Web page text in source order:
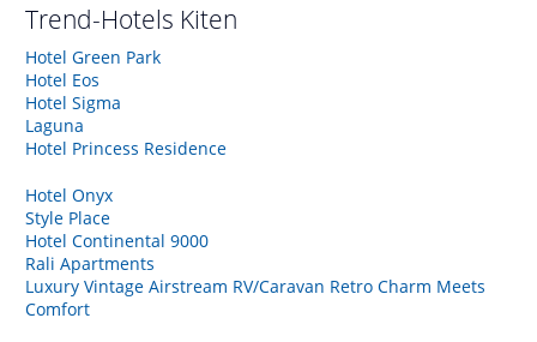
Trend-Hotels Kiten
Hotel Green Park
Hotel Eos
Hotel Sigma
Laguna
Hotel Princess Residence
Hotel Onyx
Style Place
Hotel Continental 9000
Rali Apartments
Luxury Vintage Airstream RV/Caravan Retro Charm Meets
Comfort